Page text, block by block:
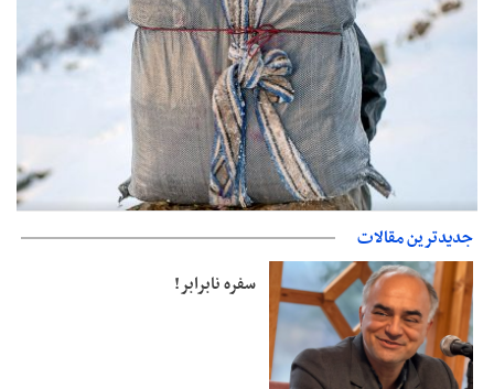
وارد شود
جدیدترین مقالات
سفره نابرابر!